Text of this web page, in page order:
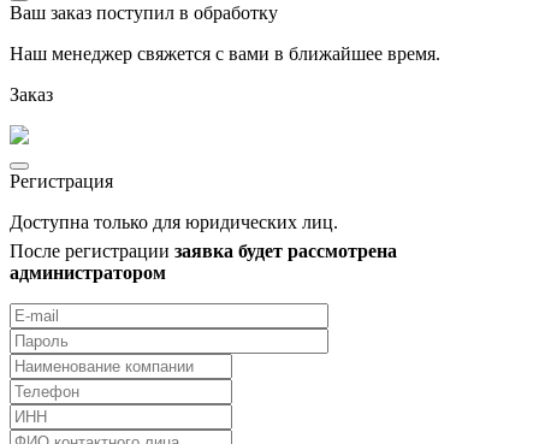
Ваш заказ поступил в обработку
Наш менеджер свяжется с вами в ближайшее время.
Заказ
Регистрация
Доступна только для юридических лиц.
После регистрации заявка будет рассмотрена
администратором